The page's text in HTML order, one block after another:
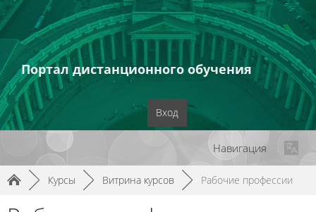
Портал дистанционного обучения
Вход
► Курсы ► Витрина курсов ► Рабочие профессии
Навигация